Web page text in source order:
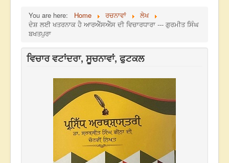
You are here: Home ਰਚਨਾਵਾਂ
ਲੇਖ
ਦੇਸ਼ ਲਈ ਖਤਰਨਾਕ ਹੈ ਆਰਐੱਸਐੱਸ ਦੀ ਵਿਚਾਰਧਾਰਾ --- ਗੁਰਮੀਤ ਸਿੰਘ
ਬਖਤਪੁਰਾ
ਵਿਚਾਰ ਵਟਾਂਦਰਾ, ਸੂਚਨਾਵਾਂ, ਫੁਟਕਲ